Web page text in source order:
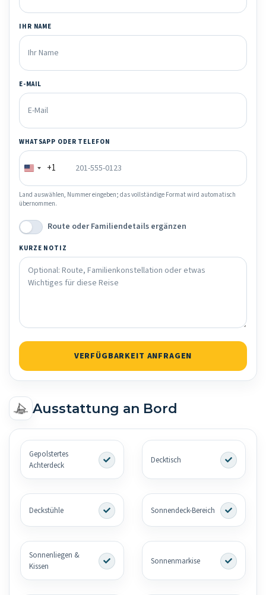
IHR NAME
E-MAIL
WHATSAPP ODER TELEFON
+1
Land auswählen, Nummer eingeben; das vollständige Format wird automatisch
übernommen.
Route oder Familiendetails ergänzen
KURZE NOTIZ
VERFÜGBARKEIT ANFRAGEN
Ausstattung an Bord
Gepolstertes
Achterdeck
Decktisch
Deckstühle Sonnendeck-Bereich
Sonnenliegen &
Kissen
Sonnenmarkise